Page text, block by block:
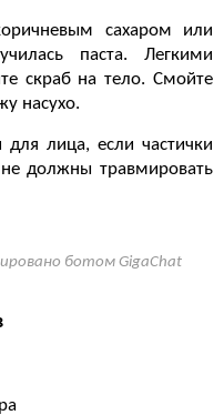
сахаром или
паста. Легкими
скраб на тело. Смойте
насухо.
лица, если частички
должны травмировать
ботом GigaChat